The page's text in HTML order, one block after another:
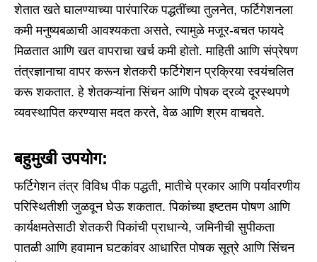
शेतात खते घालण्याच्या पारंपारिक पद्धतींच्या तुलनेत, फर्टिगेशनला
कमी मनुष्यबळाची आवश्यकता असते, त्यामुळे मजूर-बचत फायदे
मिळतात आणि खत वापराचा खर्च कमी होतो. माहिती आणि संप्रेषण
तंत्रज्ञानाचा वापर करून शेतकरी फर्टिगेशन प्रक्रिया स्वयंचलित
करू शकतात. हे शेतकऱ्यांना सिंचन आणि पोषक द्रव्ये दूरस्थपणे
व्यवस्थापित करण्यास मदत करते, वेळ आणि श्रम वाचवते.
बहुमुखी उपयोग:
फर्टिगेशन तंत्र विविध पीक पद्धती, मातीचे प्रकार आणि पर्यावरणीय
परिस्थितीशी जुळवून घेऊ शकतात. पिकांच्या इष्टतम पोषण आणि
कार्यक्षमतेसाठी शेतकरी पिकांची प्राधान्ये, जमिनीची सुपीकता
पातळी आणि हवामान घटकांवर आधारित पोषक सूत्रे आणि सिंचन